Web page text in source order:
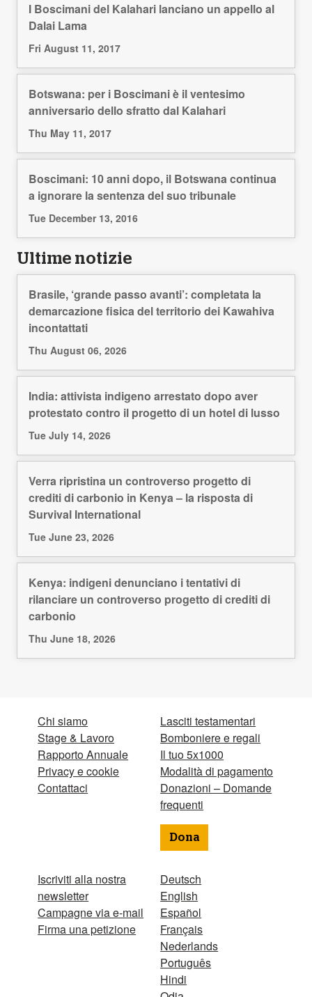
I Boscimani del Kalahari lanciano un appello al
Dalai Lama
Fri August 11, 2017
Botswana: per i Boscimani è il ventesimo
anniversario dello sfratto dal Kalahari
Thu May 11, 2017
Boscimani: 10 anni dopo, il Botswana continua
a ignorare la sentenza del suo tribunale
Tue December 13, 2016
Ultime notizie
Brasile, ‘grande passo avanti’: completata la
demarcazione fisica del territorio dei Kawahiva
incontattati
Thu August 06, 2026
India: attivista indigeno arrestato dopo aver
protestato contro il progetto di un hotel di lusso
Tue July 14, 2026
Verra ripristina un controverso progetto di
crediti di carbonio in Kenya – la risposta di
Survival International
Tue June 23, 2026
Kenya: indigeni denunciano i tentativi di
rilanciare un controverso progetto di crediti di
carbonio
Thu June 18, 2026
Chi siamo
Stage & Lavoro
Rapporto Annuale
Privacy e cookie
Contattaci
Iscriviti alla nostra
newsletter
Campagne via e-mail
Firma una petizione
Lasciti testamentari
Bomboniere e regali
Il tuo 5x1000
Modalità di pagamento
Donazioni – Domande
frequenti
Dona
Deutsch
English
Español
Français
Nederlands
Português
Hindi